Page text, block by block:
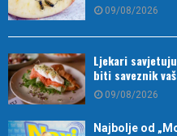
09/08/2026
Ljekari
biti saveznik
09/08/2026
Najbolje od